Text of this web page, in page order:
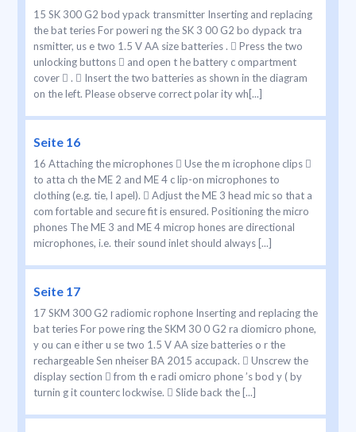
15 SK 300 G2 bod ypack transmitter Inserting and replacing
the bat teries For poweri ng the SK 3 00 G2 bo dypack tra
nsmitter, us e two 1.5 V AA size batteries .  Press the two
unlocking buttons  and open t he battery c ompartment
cover  .  Insert the two batteries as shown in the diagram
on the left. Please observe correct polar ity wh[...]
Seite 16
16 Attaching the microphones  Use the m icrophone clips 
to atta ch the ME 2 and ME 4 c lip-on microphones to
clothing (e.g. tie, l apel).  Adjust the ME 3 head mic so that a
com fortable and secure fit is ensured. Positioning the micro
phones The ME 3 and ME 4 microp hones are directional
microphones, i.e. their sound inlet should always [...]
Seite 17
17 SKM 300 G2 radiomic rophone Inserting and replacing the
bat teries For powe ring the SKM 30 0 G2 ra diomicro phone,
y ou can e ither u se two 1.5 V AA size batteries o r the
rechargeable Sen nheiser BA 2015 accupack.  Unscrew the
display section  from th e radi omicro phone ’s bod y ( by
turnin g it counterc lockwise.  Slide back the [...]